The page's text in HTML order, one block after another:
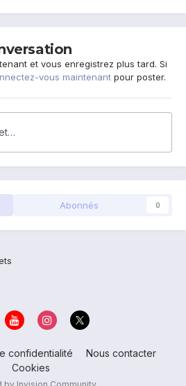
et vous enregistrez plus tard. Si
vous maintenant pour poster.
Abonnés 0
confidentialité
Nous contacter
Cookies